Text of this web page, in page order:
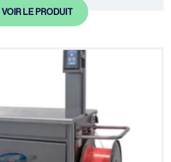
VOIR LE PRODUIT